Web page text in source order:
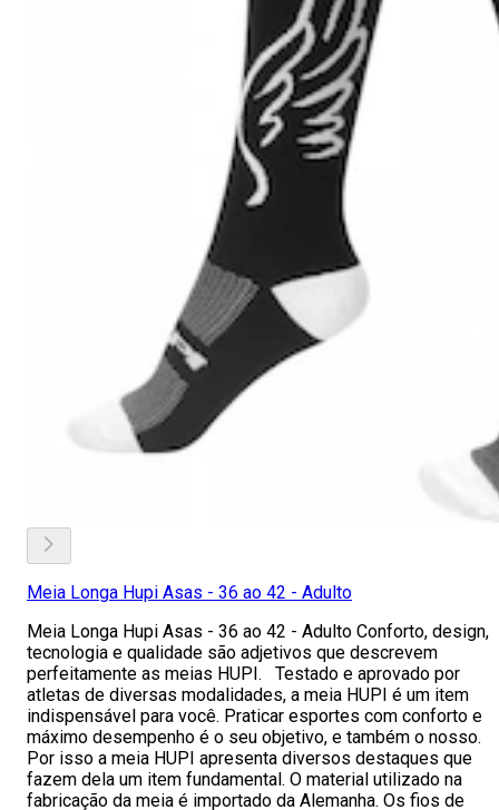
Meia Longa Hupi Asas - 36 ao 42 - Adulto
Meia Longa Hupi Asas - 36 ao 42 - Adulto Conforto, design,
tecnologia e qualidade são adjetivos que descrevem
perfeitamente as meias HUPI. Testado e aprovado por
atletas de diversas modalidades, a meia HUPI é um item
indispensável para você. Praticar esportes com conforto e
máximo desempenho é o seu objetivo, e também o nosso.
Por isso a meia HUPI apresenta diversos destaques que
fazem dela um item fundamental. O material utilizado na
fabricação da meia é importado da Alemanha. Os fios de